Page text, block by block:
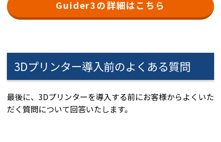
Guider3の詳細はこちら
3Dプリンター導入前のよくある質問
最後に、3Dプリンターを導入する前にお客様からよくいた
だく質問について回答いたします。